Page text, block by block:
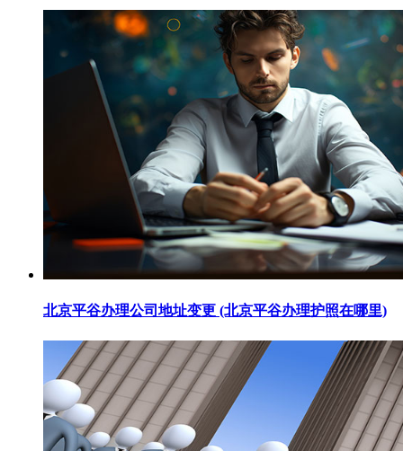
北京平谷办理公司地址变更 (北京平谷办理护照在哪里)